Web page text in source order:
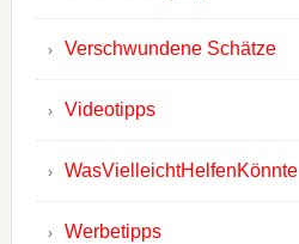
Verschwundene Schätze
Videotipps
WasVielleichtHelfenKönnte
Werbetipps